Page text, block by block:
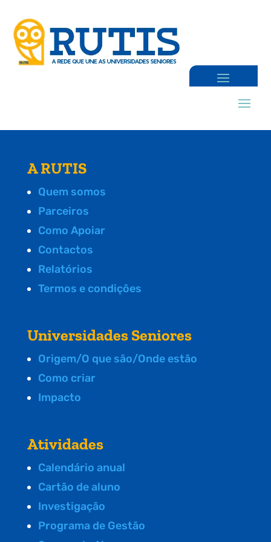
A RUTIS
Quem somos
Parceiros
Como Apoiar
Contactos
Relatórios
Termos e condições
Universidades Seniores
Origem/O que são/Onde estão
Como criar
Impacto
Atividades
Calendário anual
Cartão de aluno
Investigação
Programa de Gestão